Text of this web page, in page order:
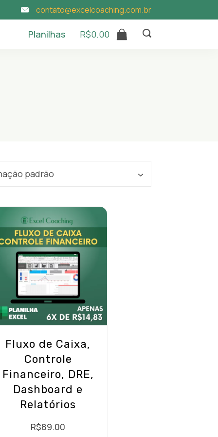
contato@excelcoaching.com.br
Planilhas R$0.00
Fluxo de Caixa,
Controle
Financeiro, DRE,
Dashboard e
Relatórios
R$89.00